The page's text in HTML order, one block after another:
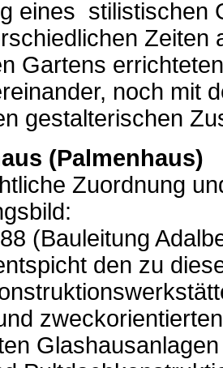
eines stilistischen
Zeiten
Gartens
noch mit
gestalterischen
(Palmenhaus)
Zuordnung
(Bauleitung
den zu